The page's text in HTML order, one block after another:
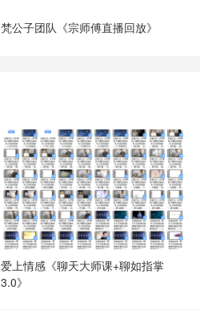
梵公子团队《宗师傅直播回放》
爱上情感《聊天大师课+聊如指掌
3.0》